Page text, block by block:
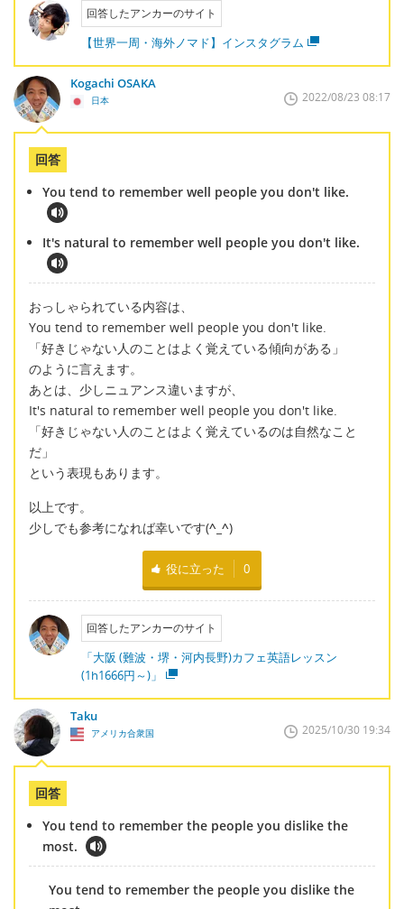
回答したアンカーのサイト
【世界一周・海外ノマド】インスタグラム
Kogachi OSAKA
日本 2022/08/23 08:17
回答
You tend to remember well people you don't like.
It's natural to remember well people you don't like.
おっしゃられている内容は、
You tend to remember well people you don't like.
「好きじゃない人のことはよく覚えている傾向がある」
のように言えます。
あとは、少しニュアンス違いますが、
It's natural to remember well people you don't like.
「好きじゃない人のことはよく覚えているのは自然なこと
だ」
という表現もあります。
以上です。
少しでも参考になれば幸いです(^_^)
役に立った 0
回答したアンカーのサイト
「大阪 (難波・堺・河内長野)カフェ英語レッスン
(1h1666円～)」
Taku
アメリカ合衆国 2025/10/30 19:34
回答
You tend to remember the people you dislike the
most.
You tend to remember the people you dislike the